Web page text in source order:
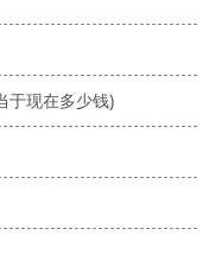
于现在多少钱)